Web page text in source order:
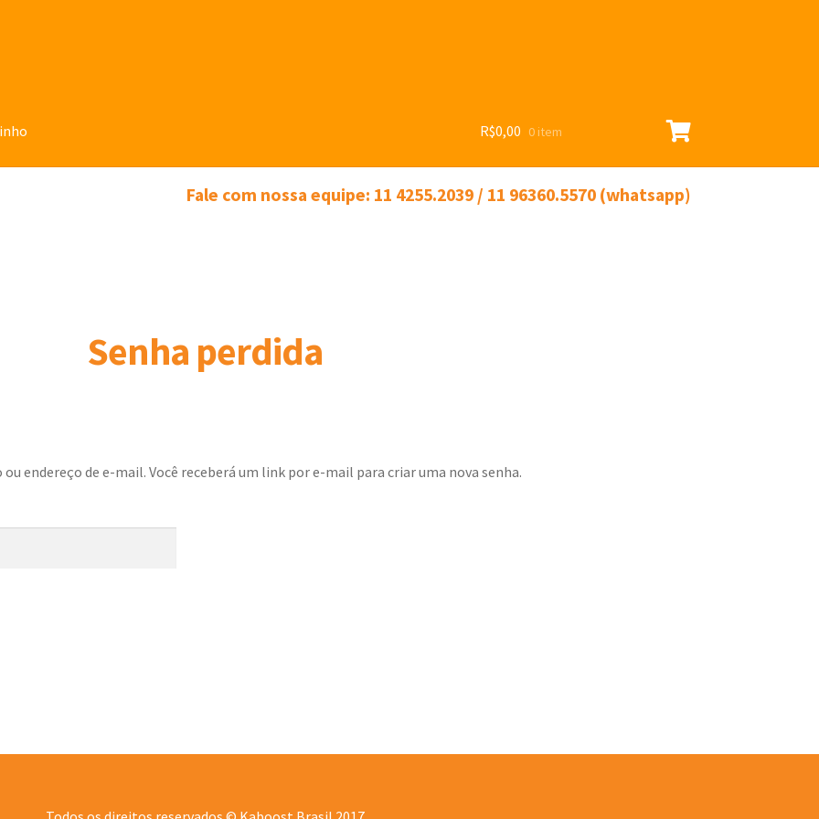
R$0,00 0 item
Fale com nossa equipe: 11 4255.2039 / 11 96360.5570 (whatsapp)
Senha perdida
ou endereço de e-mail. Você receberá um link por e-mail para criar uma nova senha.